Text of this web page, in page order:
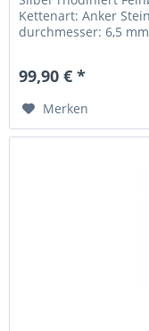
Kettenart: Anker
durchmesser: 6,5
99,90 € *
Merken